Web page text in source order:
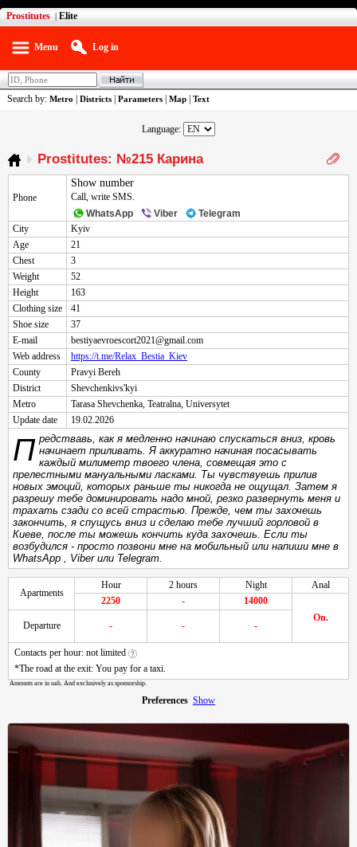
Prostitutes | Elite
Menu Log in
Search by: Metro Districts| Parameters| Map| Text
Language:
Prostitutes: №215 Карина
Phone
Show number
Call, write SMS.
WhatsApp
Viber
Telegram
City
Kyiv
Age
21
Chest
3
Weight
52
Height
163
Clothing size
41
Shoe size
37
E-mail
bestiyaevroescort2021@gmail.com
Web address
https://t.me/Relax_Bestia_Kiev
County
Pravyi Bereh
District
Shevchenkivs'kyi
Metro
Tarasa Shevchenka, Teatralna, Universytet
Update date
19.02.2026
Предствавь, как я медленно начинаю спускаться вниз, кровь начинает приливать. Я аккуратно начиная посасывать
каждый милиметр твоего члена, совмещая это с
прелестными мануальными ласками. Ты чувствуешь прилив
новых эмоций, которых раньше ты никогда не ощущал. Затем я
разрешу тебе доминировать надо мной, резко развернуть меня и
трахать сзади со всей страстью. Прежде, чем ты захочешь
закончить, я спущусь вниз и сделаю тебе лучший горловой в
Киеве, после ты можешь кончить куда захочешь. Если ты
возбудился - просто позвони мне на мобильный или напиши мне в
WhatsApp , Viber или Telegram.
Apartments
Hour 2 hours Night
Anal
2250
-
14000
On.
Departure - - -
Contacts per hour: not limited
*The road at the exit: You pay for a taxi.
Amounts are in uah. And exclusively as sponsorship.
Preferences Show